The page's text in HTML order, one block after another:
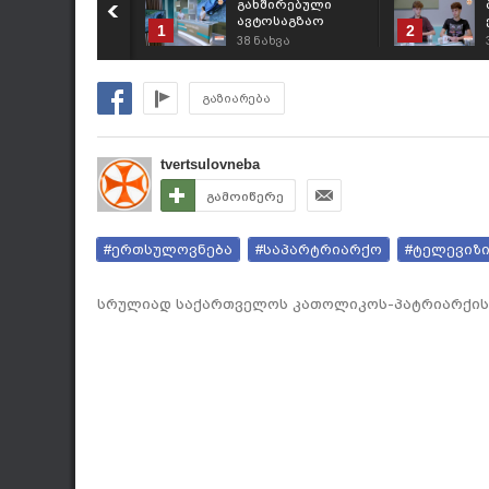
1
გახშირებული
ავტოსაგზაო
შემთხვევებისა და
შესახებ
38 ნახვა
2
გაზიარება
tvertsulovneba
გამოიწერე
#ერთსულოვნება #საპარტრიარქო
სრულიად საქართველოს კათოლიკოს-